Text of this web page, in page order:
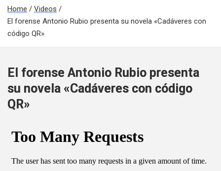
Home
Videos
El forense Antonio Rubio presenta su novela «Cadáveres con
código QR»
El forense Antonio Rubio presenta
su novela «Cadáveres con código
QR»